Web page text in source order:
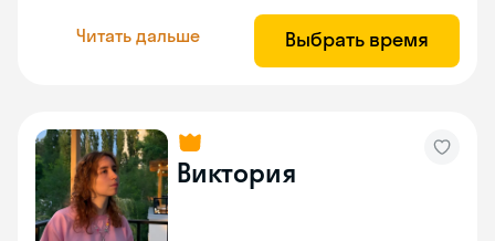
Читать дальше Выбрать время
Виктория